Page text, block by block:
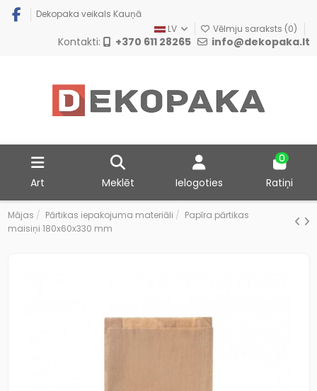
Dekopaka veikals Kauņā
LV
Vēlmju saraksts (0)
Kontakti: +370 611 28265 info@dekopaka.lt
Art Meklēt Ielogoties
0
Ratiņi
Mājas Pārtikas iepakojuma materiāli
Papīra pārtikas
maisiņi 180x60x330 mm